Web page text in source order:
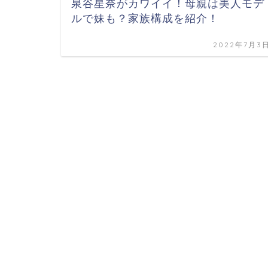
泉谷星奈がカワイイ！母親は美人モデ
ルで妹も？家族構成を紹介！
2022年7月3